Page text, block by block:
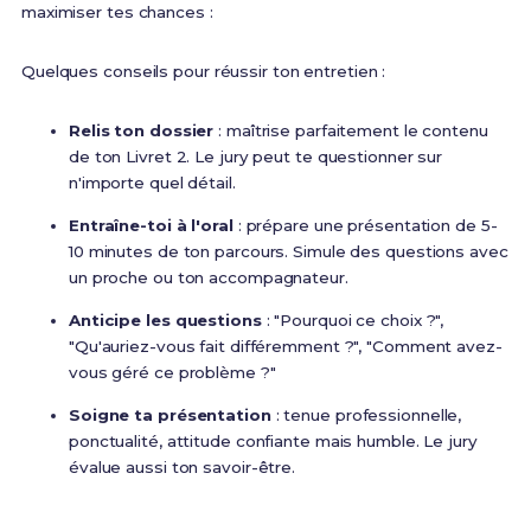
maximiser tes chances :
Quelques conseils pour réussir ton entretien :
Relis ton dossier : maîtrise parfaitement le contenu
de ton Livret 2. Le jury peut te questionner sur
n'importe quel détail.
Entraîne-toi à l'oral: prépare une présentation de 5-
10 minutes de ton parcours. Simule des questions avec
un proche ou ton accompagnateur.
Anticipe les questions: "Pourquoi ce choix ?",
"Qu'auriez-vous fait différemment ?", "Comment avez-
vous géré ce problème ?"
Soigne ta présentation: tenue professionnelle,
ponctualité, attitude confiante mais humble. Le jury
évalue aussi ton savoir-être.